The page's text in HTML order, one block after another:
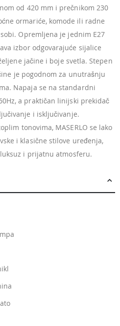
od 420 mm i prečnikom 230
ormariće, komode ili radne
Opremljena je jednim E27
izbor odgovarajuće sijalice
jačine i boje svetla. Stepen
je pogodnom za unutrašnju
Napaja se na standardni
a praktičan linijski prekidač
i isključivanje.
tonovima, MASERLO se lako
i klasične stilove uređenja,
i prijatnu atmosferu.